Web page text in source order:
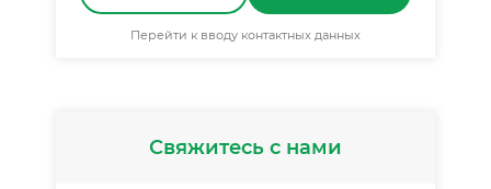
Перейти к вводу контактных данных
Свяжитесь с нами